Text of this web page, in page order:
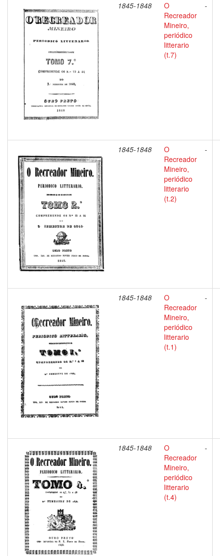
1845-1848
O
Recreador
Mineiro,
periódico
litterario
(t.7)
-
1845-1848
O
Recreador
Mineiro,
periódico
litterario
(t.2)
-
1845-1848
O
Recreador
Mineiro,
periódico
litterario
(t.1)
-
1845-1848
O
Recreador
Mineiro,
periódico
litterario
(t.4)
-